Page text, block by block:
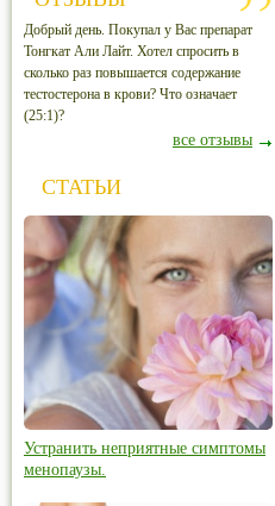
Добрый день. Покупал у Вас препарат
Тонгкат Али Лайт. Хотел спросить в
сколько раз повышается содержание
тестостерона в крови? Что означает
(25:1)?
все отзывы
СТАТЬИ
Устранить неприятные симптомы
менопаузы.